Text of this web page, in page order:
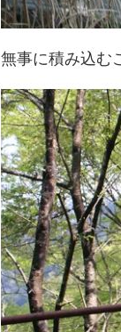
無事に積み込む